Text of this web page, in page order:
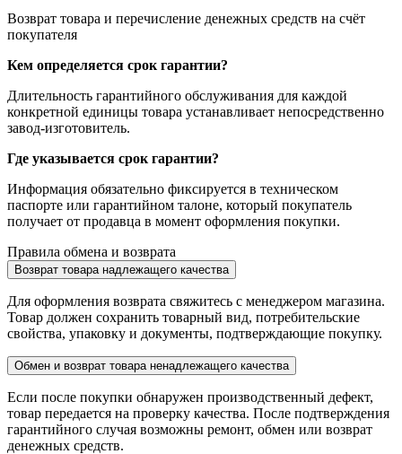
Возврат товара и перечисление денежных средств на счёт
покупателя
Кем определяется срок гарантии?
Длительность гарантийного обслуживания для каждой
конкретной единицы товара устанавливает непосредственно
завод-изготовитель.
Где указывается срок гарантии?
Информация обязательно фиксируется в техническом
паспорте или гарантийном талоне, который покупатель
получает от продавца в момент оформления покупки.
Правила обмена и возврата
Возврат товара надлежащего качества
Для оформления возврата свяжитесь с менеджером магазина.
Товар должен сохранить товарный вид, потребительские
свойства, упаковку и документы, подтверждающие покупку.
Обмен и возврат товара ненадлежащего качества
Если после покупки обнаружен производственный дефект,
товар передается на проверку качества. После подтверждения
гарантийного случая возможны ремонт, обмен или возврат
денежных средств.